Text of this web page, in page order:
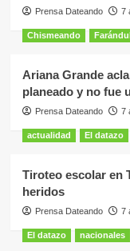
Prensa Dateando 7
Chismeando
Ariana Grande
planeado y no fue
Prensa Dateando 7
actualidad El datazo
Tiroteo escolar en
heridos
Prensa Dateando 7
El datazo nacionales